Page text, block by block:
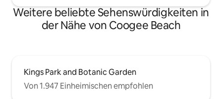
Weitere beliebte Sehenswürdigkeiten in
der Nähe von Coogee Beach
Kings Park and Botanic Garden
Von 1.947 Einheimischen empfohlen